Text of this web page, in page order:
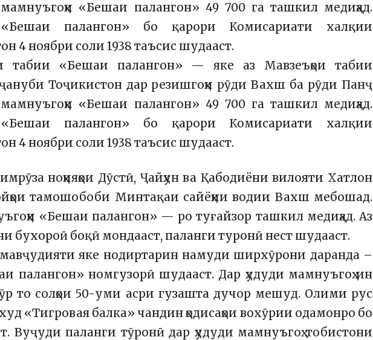
«Бешаи палангон» 49 700 га ташкил медиҳад.
палангон» бо қарори Комисариати халқии
4 ноябри соли 1938 таъсис шудааст.
табии «Бешаи палангон» — яке аз Мавзеъҳои табии
Тоҷикистон дар резишгоҳи рӯди Вахш ба рӯди Панҷ
«Бешаи палангон» 49 700 га ташкил медиҳад.
палангон» бо қарори Комисариати халқии
4 ноябри соли 1938 таъсис шудааст.
ноҳияҳои Дӯстӣ, Ҷайҳун ва Қабодиёни вилояти Хатлон
тамошобоби Минтақаи сайёҳии водии Вахш мебошад.
«Бешаи палангон» — ро туғайзор ташкил медиҳад. Аз
бухороӣ боқӣ мондааст, паланги туронӣ нест шудааст.
яке нодиртарин намуди ширхӯрони даранда –
палангон» номгузорӣ шудааст. Дар ҳудуди мамнуъгоҳ ин
то солҳои 50-уми асри гузашта дучор мешуд. Олими рус
«Тигровая балка» чандин ҳодисаҳои вохӯрии одамонро бо
Вуҷуди паланги тӯронӣ дар ҳудуди мамнуъгоҳ тобистони